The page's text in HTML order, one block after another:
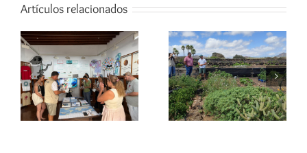
Artículos relacionados